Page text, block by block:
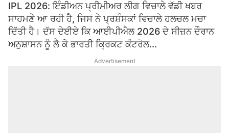
IPL 2026: ਇੰਡੀਅਨ ਪ੍ਰੀਮੀਅਰ ਲੀਗ ਵਿਚਾਲੇ ਵੱਡੀ ਖਬਰ
ਸਾਹਮਣੇ ਆ ਰਹੀ ਹੈ, ਜਿਸ ਨੇ ਪ੍ਰਸ਼ੰਸਕਾਂ ਵਿਚਾਲੇ ਹਲਚਲ ਮਚਾ
ਦਿੱਤੀ ਹੈ। ਦੱਸ ਦੇਈਏ ਕਿ ਆਈਪੀਐਲ 2026 ਦੇ ਸੀਜ਼ਨ ਦੌਰਾਨ
ਅਨੁਸ਼ਾਸਨ ਨੂੰ ਲੈ ਕੇ ਭਾਰਤੀ ਕ੍ਰਿਕਟ ਕੰਟਰੋਲ...
Advertisement